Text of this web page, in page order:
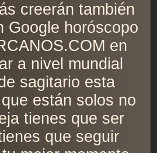
creerán también
Google horóscopo
en
a nivel mundial
sagitario esta
están solos no
tienes que ser
que seguir